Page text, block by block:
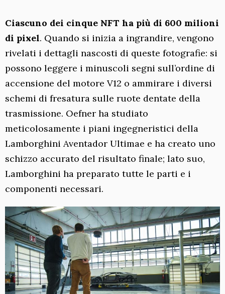
Ciascuno dei cinque NFT ha più di 600 milioni
di pixel. Quando si inizia a ingrandire, vengono
rivelati i dettagli nascosti di queste fotografie: si
possono leggere i minuscoli segni sull’ordine di
accensione del motore V12 o ammirare i diversi
schemi di fresatura sulle ruote dentate della
trasmissione. Oefner ha studiato
meticolosamente i piani ingegneristici della
Lamborghini Aventador Ultimae e ha creato uno
schizzo accurato del risultato finale; lato suo,
Lamborghini ha preparato tutte le parti e i
componenti necessari.